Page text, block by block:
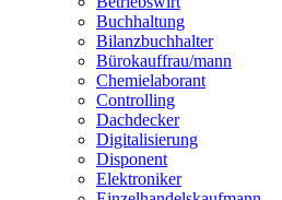
Buchhaltung
Bilanzbuchhalter
Bürokauffrau/mann
Chemielaborant
Controlling
Dachdecker
Digitalisierung
Disponent
Elektroniker